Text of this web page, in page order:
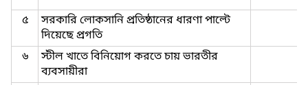
৫
সরকারি লোকসানি প্রতিষ্ঠানের ধারণা পাল্টে
দিয়েছে প্রগতি
৬
স্টীল খাতে বিনিয়োগ করতে চায় ভারতীর
ব্যবসায়ীরা